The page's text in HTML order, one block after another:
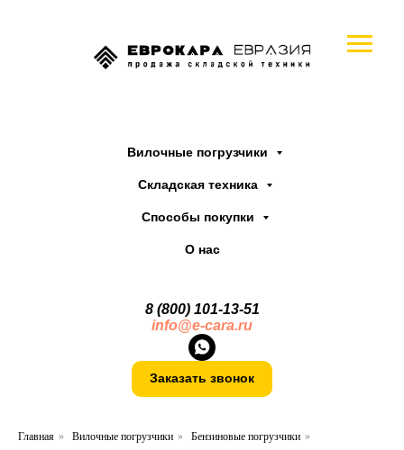
Вилочные погрузчики
Складская техника
Способы покупки
О нас
8 (800) 101-13-51
info@e-cara.ru
Заказать звонок
Главная » Вилочные погрузчики » Бензиновые погрузчики »